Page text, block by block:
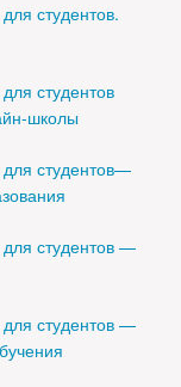
студентов.
студентов
школы
студентов—
студентов —
студентов —